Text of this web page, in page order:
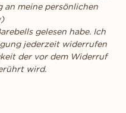
an meine persönlichen
gelesen habe. Ich
jederzeit widerrufen
der vor dem Widerruf
wird.